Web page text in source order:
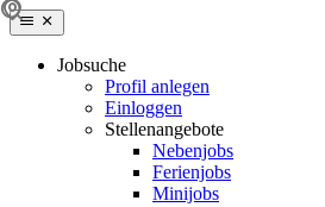
Jobsuche
Profil anlegen
Einloggen
Stellenangebote
Nebenjobs
Ferienjobs
Minijobs